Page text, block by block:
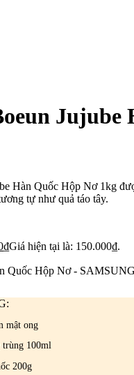
Jujube
Hàn Quốc Hộp Nơ 1kg
tự như quả táo tây.
₫Giá hiện tại là: 150.000₫.
Quốc Hộp Nơ -
mật ong
trùng 100ml
200g